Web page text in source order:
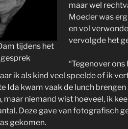
tijdens het
maar wel
Moeder was
en vol
vervolgde het
“Tegenover
ik als kind veel speelde of ik
Ida kwam vaak de lunch
maar niemand wist hoeveel, ik
Deze gave van fotografisch
gekomen.